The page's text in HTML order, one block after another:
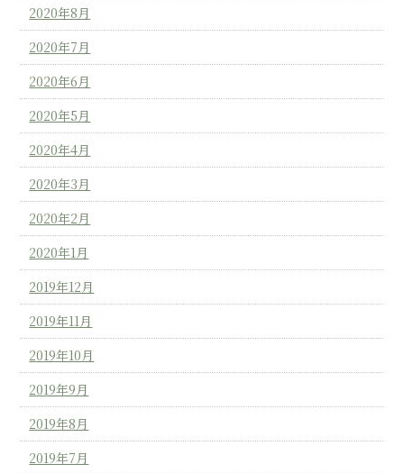
2020年8月
2020年7月
2020年6月
2020年5月
2020年4月
2020年3月
2020年2月
2020年1月
2019年12月
2019年11月
2019年10月
2019年9月
2019年8月
2019年7月